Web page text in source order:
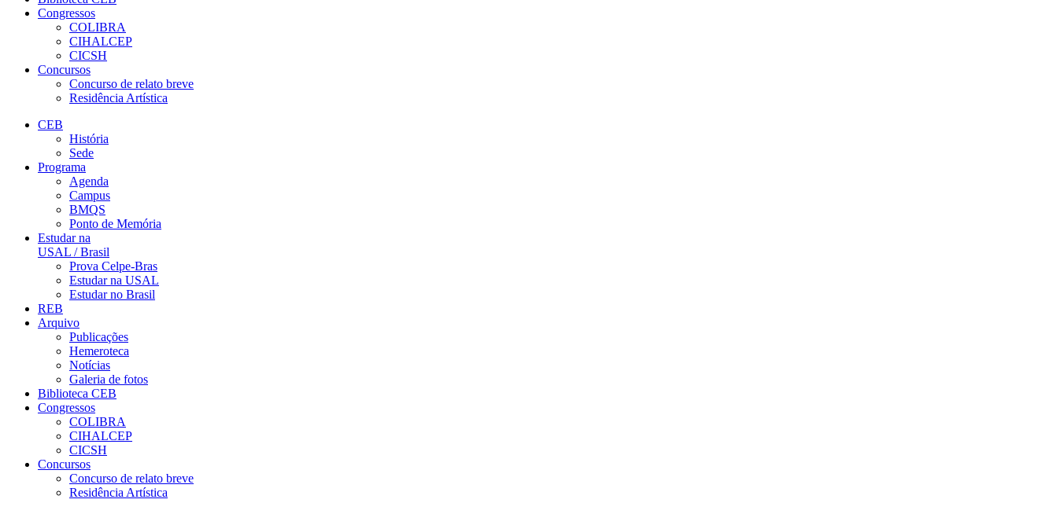
Congressos
COLIBRA
CIHALCEP
CICSH
Concursos
Concurso de relato breve
Residência Artística
CEB
História
Sede
Programa
Agenda
Campus
BMQS
Ponto de Memória
Estudar na
USAL / Brasil
Prova Celpe-Bras
Estudar na USAL
Estudar no Brasil
REB
Arquivo
Publicações
Hemeroteca
Notícias
Galeria de fotos
Biblioteca CEB
Congressos
COLIBRA
CIHALCEP
CICSH
Concursos
Concurso de relato breve
Residência Artística